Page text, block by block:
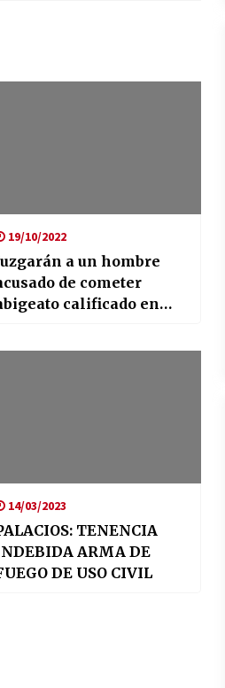
19/10/2022
a un hombre
de cometer
calificado en
14/03/2023
TENENCIA
ARMA DE
DE USO CIVIL